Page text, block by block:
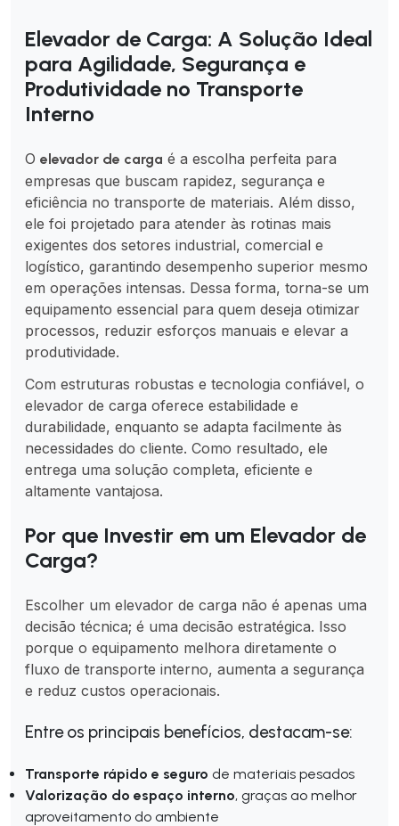
Elevador de Carga: A Solução Ideal
para Agilidade, Segurança e
Produtividade no Transporte
Interno
O elevador de carga é a escolha perfeita para
empresas que buscam rapidez, segurança e
eficiência no transporte de materiais. Além disso,
ele foi projetado para atender às rotinas mais
exigentes dos setores industrial, comercial e
logístico, garantindo desempenho superior mesmo
em operações intensas. Dessa forma, torna-se um
equipamento essencial para quem deseja otimizar
processos, reduzir esforços manuais e elevar a
produtividade.
Com estruturas robustas e tecnologia confiável, o
elevador de carga oferece estabilidade e
durabilidade, enquanto se adapta facilmente às
necessidades do cliente. Como resultado, ele
entrega uma solução completa, eficiente e
altamente vantajosa.
Por que Investir em um Elevador de
Carga?
Escolher um elevador de carga não é apenas uma
decisão técnica; é uma decisão estratégica. Isso
porque o equipamento melhora diretamente o
fluxo de transporte interno, aumenta a segurança
e reduz custos operacionais.
Entre os principais benefícios, destacam-se:
Transporte rápido e seguro de materiais pesados
Valorização do espaço interno, graças ao melhor
aproveitamento do ambiente